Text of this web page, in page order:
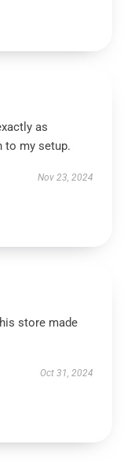
as
to my setup.
Nov 23, 2024
store made
Oct 31, 2024